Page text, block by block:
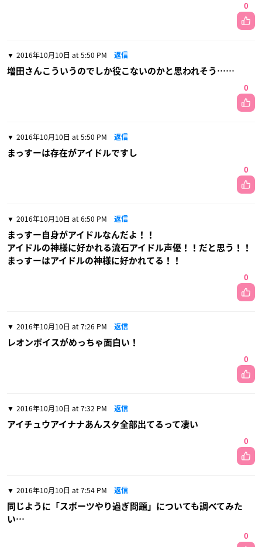
0
2016年10月10日 at 5:50 PM 返信
増田さんこういうのでしか役こないのかと思われそう……
0
2016年10月10日 at 5:50 PM 返信
まっすーは存在がアイドルですし
0
2016年10月10日 at 6:50 PM 返信
まっすー自身がアイドルなんだよ！！
アイドルの神様に好かれる流石アイドル声優！！だと思う！！
まっすーはアイドルの神様に好かれてる！！
0
2016年10月10日 at 7:26 PM 返信
レオンボイスがめっちゃ面白い！
0
2016年10月10日 at 7:32 PM 返信
アイチュウアイナナあんスタ全部出てるって凄い
0
2016年10月10日 at 7:54 PM 返信
同じように「スポーツやり過ぎ問題」についても調べてみた
い…
0